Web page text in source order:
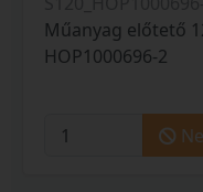
Műanyag előtető
HOP1000696-2